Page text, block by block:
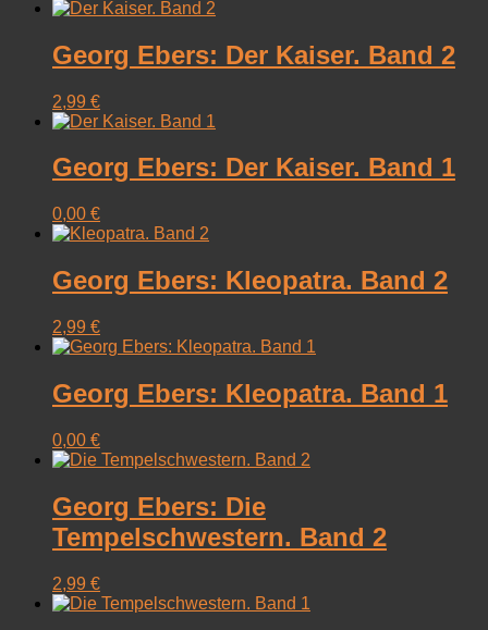
Georg Ebers: Der Kaiser. Band 2
2,99 €
Georg Ebers: Der Kaiser. Band 1
0,00 €
Georg Ebers: Kleopatra. Band 2
2,99 €
Georg Ebers: Kleopatra. Band 1
0,00 €
Georg Ebers: Die
Tempelschwestern. Band 2
2,99 €